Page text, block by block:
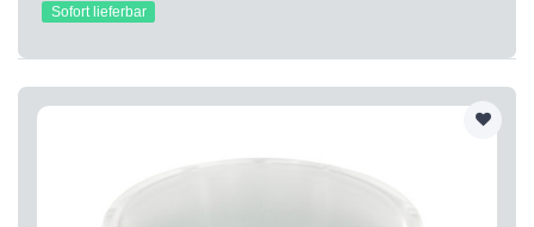
Sofort lieferbar